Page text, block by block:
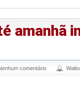
amanhã
comentário